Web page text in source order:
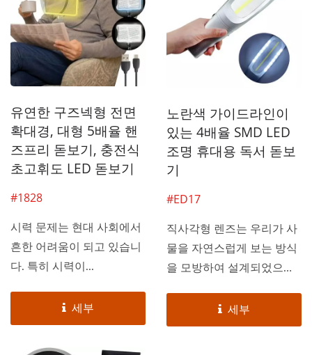
유연한 구즈넥형 전면
확대경, 대형 5배율 핸
즈프리 돋보기, 충전식
초고휘도 LED 돋보기
#1828
시력 문제는 현대 사회에서
흔한 어려움이 되고 있습니
다. 특히 시력이...
세부
노란색 가이드라인이
있는 4배율 SMD LED
조명 휴대용 독서 돋보
기
#ED17
직사각형 렌즈는 우리가 사
물을 자연스럽게 보는 방식
을 모방하여 설계되었으
세부